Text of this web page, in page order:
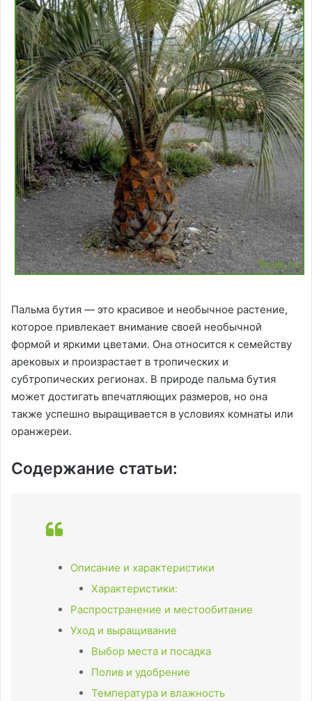
Пальма бутия — это красивое и необычное растение,
которое привлекает внимание своей необычной
формой и яркими цветами. Она относится к семейству
арековых и произрастает в тропических и
субтропических регионах. В природе пальма бутия
может достигать впечатляющих размеров, но она
также успешно выращивается в условиях комнаты или
оранжереи.
Содержание статьи:
Описание и характеристики
Характеристики:
Распространение и местообитание
Уход и выращивание
Выбор места и посадка
Полив и удобрение
Температура и влажность